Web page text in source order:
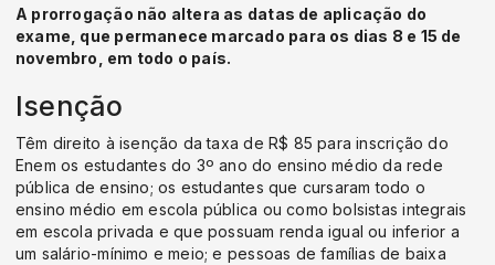
A prorrogação não altera as datas de aplicação do
exame, que permanece marcado para os dias 8 e 15 de
novembro, em todo o país.
Isenção
Têm direito à isenção da taxa de R$ 85 para inscrição do
Enem os estudantes do 3º ano do ensino médio da rede
pública de ensino; os estudantes que cursaram todo o
ensino médio em escola pública ou como bolsistas integrais
em escola privada e que possuam renda igual ou inferior a
um salário-mínimo e meio; e pessoas de famílias de baixa